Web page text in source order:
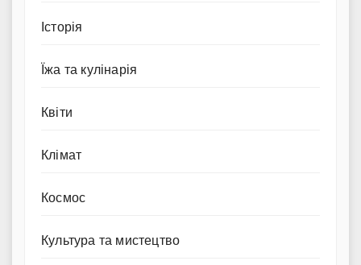
Історія
Їжа та кулінарія
Квіти
Клімат
Космос
Культура та мистецтво